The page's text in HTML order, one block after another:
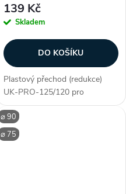
139 Kč
Skladem
DO KOŠÍKU
Plastový přechod (redukce)
UK-PRO-125/120 pro
vzduchotechnické potrubí.
Slouží pro napojení potrubí o
průměru 125 mm s potrubím o
průměru 120 mm. Instalace je
⌀ 90
⌀ 75